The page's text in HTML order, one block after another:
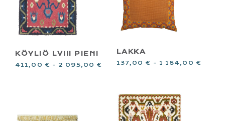
KÖYLIÖ LVIII PIENI
411,00 € – 2 095,00 €
LAKKA
137,00 € – 1 164,00 €